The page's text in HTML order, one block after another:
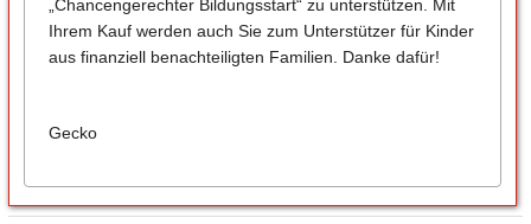
„Chancengerechter Bildungsstart“ zu unterstützen. Mit
Ihrem Kauf werden auch Sie zum Unterstützer für Kinder
aus finanziell benachteiligten Familien. Danke dafür!
Gecko